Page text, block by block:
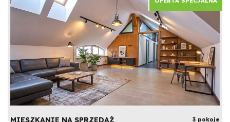
MIESZKANIE NA SPRZEDAŻ
3 pokoje